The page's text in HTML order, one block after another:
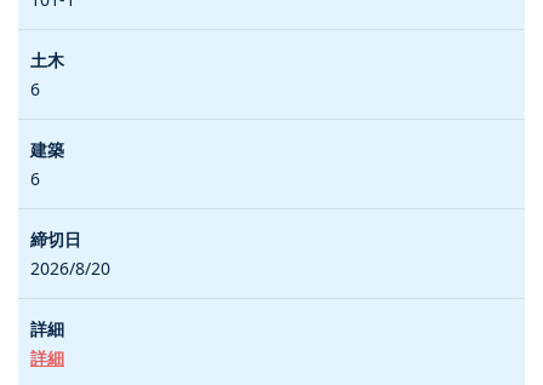
6
6
2026/8/20
詳細